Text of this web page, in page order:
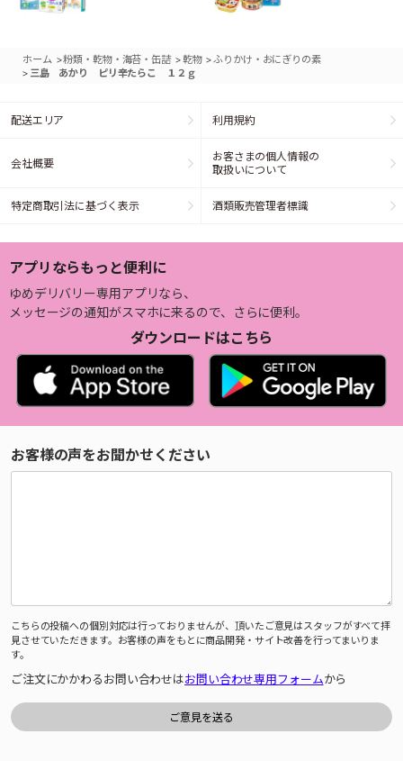
ホーム >粉類・乾物・海苔・缶詰 >乾物 >ふりかけ・おにぎりの素
> 三島 あかり ピリ辛たらこ １２ｇ
配送エリア 利用規約
会社概要
お客さまの個人情報の
取扱いについて
特定商取引法に基づく表示 酒類販売管理者標識
アプリならもっと便利に
ゆめデリバリー専用アプリなら、
メッセージの通知がスマホに来るので、さらに便利。
ダウンロードはこちら
お客様の声をお聞かせください
こちらの投稿への個別対応は行っておりませんが、頂いたご意見はスタッフがすべて拝
見させていただきます。お客様の声をもとに商品開発・サイト改善を行ってまいりま
す。
ご注文にかかわるお問い合わせはお問い合わせ専用フォームから